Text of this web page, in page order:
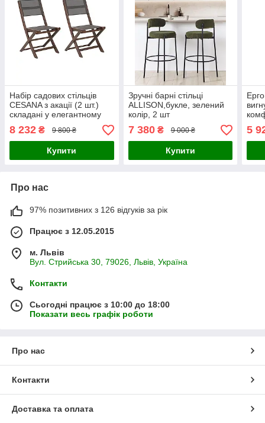
Набір садових стільців
CESANA з акації (2 шт.)
складані у елегантному
дизайні
8 232 ₴ 9 800 ₴
Купити
Зручні барні стільці
ALLISON,букле, зелений
колір, 2 шт
7 380₴ 9 000 ₴
Купити
5
Про нас
97% позитивних з 126 відгуків за рік
Працює з 12.05.2015
м. Львів
Вул. Стрийська 30, 79026, Львів, Україна
Контакти
Сьогодні працює з 10:00 до 18:00
Показати весь графік роботи
Про нас
Контакти
Доставка та оплата